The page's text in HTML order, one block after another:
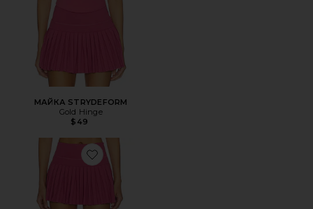
МАЙКА STRYDEFORM
Gold Hinge
$49
Favorite ТЕННИСНАЯ ЮБКА СО СКЛАДКАМИ PLEATED